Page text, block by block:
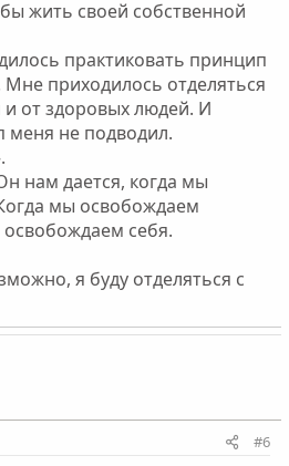
жить своей собственной
практиковать принцип
приходилось отделяться
от здоровых людей. И
меня не подводил.
нам дается, когда мы
мы освобождаем
себя.
я буду отделяться с
#6